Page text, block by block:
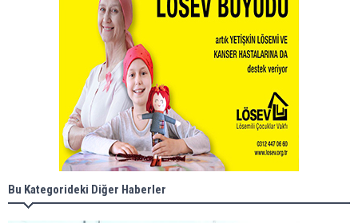
Bu Kategorideki Diğer Haberler